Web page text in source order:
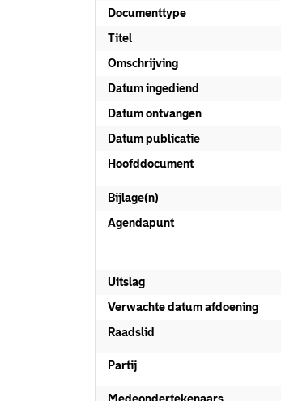
Documenttype
Titel
Omschrijving
Datum ingediend
Datum ontvangen
Datum publicatie
Hoofddocument
Bijlage(n)
Agendapunt
Uitslag
Verwachte datum afdoening
Raadslid
Partij